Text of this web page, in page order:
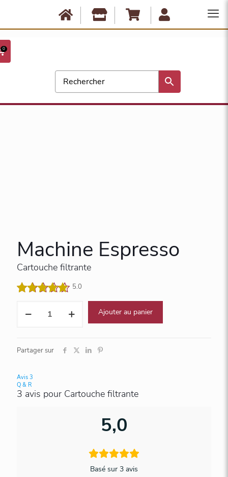
Anbassa est fermé du 10 août au 17 août. Les commandes ne seront
expédiées qu'à partir du 18 août. Bonnes vacances !
0
Machine Espresso
Cartouche filtrante
sur 5
5.0
Ajouter au panier
Partager sur
Avis 3
Q & R
3 avis pour Cartouche filtrante
5,0
Basé sur 3 avis